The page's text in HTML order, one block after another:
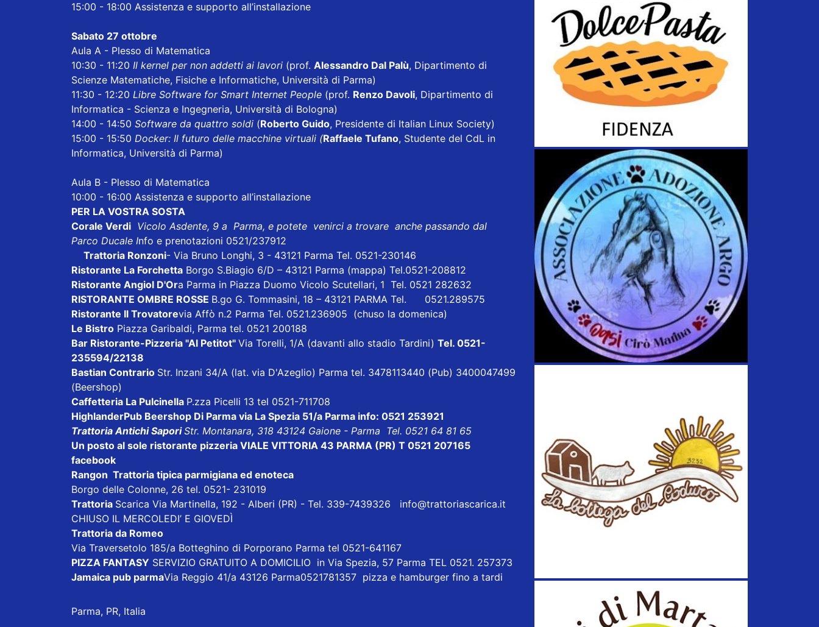
15:00 - 18:00 Assistenza e supporto all’installazione
Sabato 27 ottobre
Aula A - Plesso di Matematica
10:30 - 11:20 Il kernel per non addetti ai lavori (prof. Alessandro Dal Palù, Dipartimento di
Scienze Matematiche, Fisiche e Informatiche, Università di Parma)
11:30 - 12:20 Libre Software for Smart Internet People (prof. Renzo Davoli, Dipartimento di
Informatica - Scienza e Ingegneria, Università di Bologna)
14:00 - 14:50 Software da quattro soldi (Roberto Guido, Presidente di Italian Linux Society)
15:00 - 15:50 Docker: Il futuro delle macchine virtuali (Raffaele Tufano, Studente del CdL in
Informatica, Università di Parma)
Aula B - Plesso di Matematica
10:00 - 16:00 Assistenza e supporto all’installazione
PER LA VOSTRA SOSTA
Corale Verdi Vicolo Asdente, 9 a Parma, e potete venirci a trovare anche passando dal
Parco Ducale Info e prenotazioni 0521/237912
Trattoria Ronzoni- Via Bruno Longhi, 3 - 43121 Parma Tel. 0521-230146
Ristorante La Forchetta Borgo S.Biagio 6/D – 43121 Parma (mappa) Tel.0521-208812
Ristorante Angiol D'Ora Parma in Piazza Duomo Vicolo Scutellari, 1 Tel. 0521 282632
RISTORANTE OMBRE ROSSE B.go G. Tommasini, 18 – 43121 PARMA Tel. 0521.289575
Ristorante Il Trovatorevia Affò n.2 Parma Tel. 0521.236905 (chuso la domenica)
Le Bistro Piazza Garibaldi, Parma tel. 0521 200188
Bar Ristorante-Pizzeria "Al Petitot" Via Torelli, 1/A (davanti allo stadio Tardini) Tel. 0521-
235594/22138
Bastian Contrario Str. Inzani 34/A (lat. via D'Azeglio) Parma tel. 3478113440 (Pub) 3400047499
(Beershop)
Caffetteria La Pulcinella P.zza Picelli 13 tel 0521-711708
HighlanderPub Beershop Di Parma via La Spezia 51/a Parma info: 0521 253921
Trattoria Antichi SaporiStr. Montanara, 318 43124 Gaione - Parma Tel. 0521 64 81 65
Un posto al sole ristorante pizzeria VIALE VITTORIA 43 PARMA (PR) T 0521 207165
facebook
Rangon Trattoria tipica parmigiana ed enoteca
Borgo delle Colonne, 26 tel. 0521- 231019
Trattoria Scarica Via Martinella, 192 - Alberi (PR) - Tel. 339-7439326 info@trattoriascarica.it
CHIUSO IL MERCOLEDI’ E GIOVEDÌ
Trattoria da Romeo
Via Traversetolo 185/a Botteghino di Porporano Parma tel 0521-641167
PIZZA FANTASY SERVIZIO GRATUITO A DOMICILIO in Via Spezia, 57 Parma TEL 0521. 257373
Jamaica pub parmaVia Reggio 41/a 43126 Parma0521781357 pizza e hamburger fino a tardi
Parma, PR, Italia